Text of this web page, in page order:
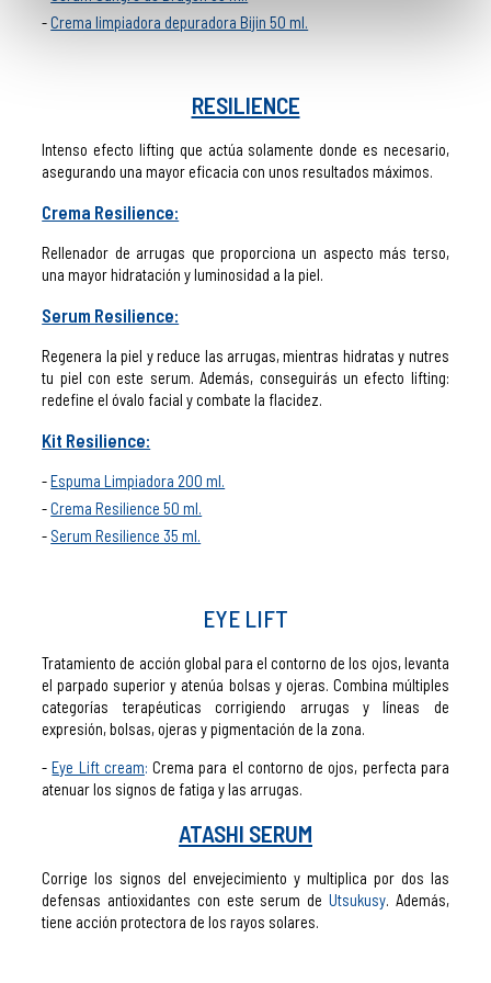
Crema limpiadora depuradora Bijin 50 ml.
RESILIENCE
Intenso efecto lifting que actúa solamente donde es necesario,
asegurando una mayor eficacia con unos resultados máximos.
Crema Resilience:
Rellenador de arrugas que proporciona un aspecto más terso,
una mayor hidratación y luminosidad a la piel.
Serum Resilience:
Regenera la piel y reduce las arrugas, mientras hidratas y nutres
tu piel con este serum. Además, conseguirás un efecto lifting:
redefine el óvalo facial y combate la flacidez.
Kit Resilience:
Espuma Limpiadora 200 ml.
Crema Resilience 50 ml.
Serum Resilience 35 ml.
EYE LIFT
Tratamiento de acción global para el contorno de los ojos, levanta
el parpado superior y atenúa bolsas y ojeras. Combina múltiples
categorías terapéuticas corrigiendo arrugas y líneas de
expresión, bolsas, ojeras y pigmentación de la zona.
Eye Lift cream:Crema para el contorno de ojos, perfecta para
atenuar los signos de fatiga y las arrugas.
ATASHI SERUM
Corrige los signos del envejecimiento y multiplica por dos las
defensas antioxidantes con este serum de Utsukusy. Además,
tiene acción protectora de los rayos solares.